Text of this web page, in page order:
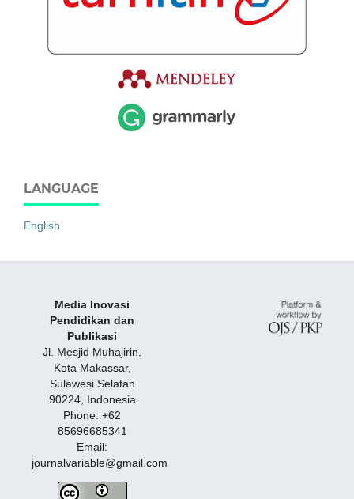
LANGUAGE
English
Media Inovasi
Pendidikan dan
Publikasi
Jl. Mesjid Muhajirin,
Kota Makassar,
Sulawesi Selatan
90224, Indonesia
Phone: +62
85696685341
Email:
journalvariable@gmail.com